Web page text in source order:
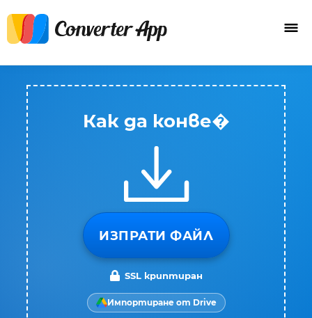
Как да конве�
ИЗПРАТИ ФАЙЛ
SSL криптиран
Импортиране от Drive